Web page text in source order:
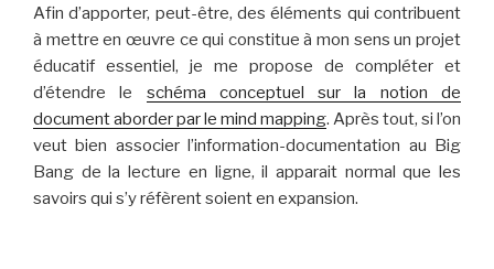
Afin d’apporter, peut-être, des éléments qui contribuent
à mettre en œuvre ce qui constitue à mon sens un projet
éducatif essentiel, je me propose de compléter et
d’étendre le schéma conceptuel sur la notion de
document aborder par le mind mapping. Après tout, si l’on
veut bien associer l’information-documentation au Big
Bang de la lecture en ligne, il apparait normal que les
savoirs qui s’y réfèrent soient en expansion.